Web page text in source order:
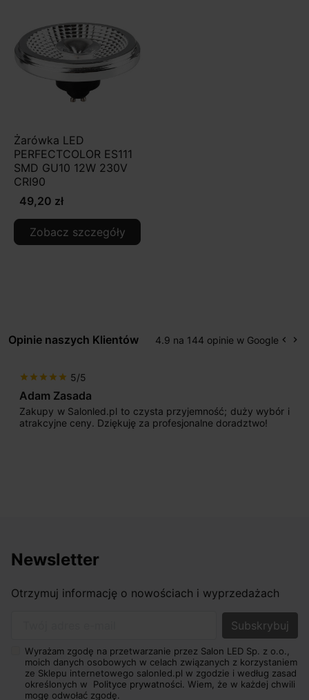
Żarówka LED
PERFECTCOLOR ES111
SMD GU10 12W 230V
CRI90
49,20 zł
Zobacz szczegóły
Opinie naszych Klientów 4.9 na 144 opinie w Google keyboard_arrow_left keyboard_arrow_right
star star star star star 5/5
Adam Zasada
Zakupy w Salonled.pl to czysta przyjemność; duży wybór i
atrakcyjne ceny. Dziękuję za profesjonalne doradztwo!
Newsletter
Otrzymuj informację o nowościach i wyprzedażach
Wyrażam zgodę na przetwarzanie przez Salon LED Sp. z o.o.,
moich danych osobowych w celach związanych z korzystaniem
ze Sklepu internetowego salonled.pl w zgodzie i według zasad
określonych w Polityce prywatności. Wiem, że w każdej chwili
mogę odwołać zgodę.